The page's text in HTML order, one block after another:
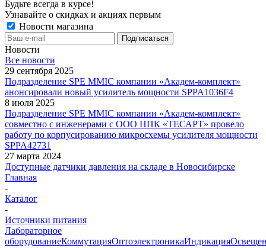
Будьте всегда в курсе!
Узнавайте о скидках и акциях первым
Новости магазина
Новости
Все новости
29 сентября 2025
Подразделение SPE MMIC компании «Академ-комплект»
анонсировали новый усилитель мощности SPPA1036F4
8 июля 2025
Подразделение SPE MMIC компании «Академ-комплект»
совместно с инженерами с ООО НПК «ТЕСАРТ» провело
работу по корпусированию микросхемы усилителя мощности
SPPA42731
27 марта 2024
Доступные датчики давления на складе в Новосибирске
Главная
-
Каталог
-
Источники питания
Лабораторное
оборудованиеКоммутацияОптоэлектроникаИндикация